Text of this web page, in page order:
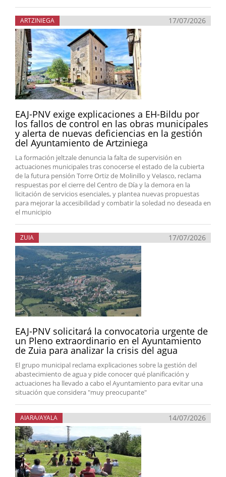
ARTZINIEGA 17/07/2026
EAJ-PNV exige explicaciones a EH-Bildu por
los fallos de control en las obras municipales
y alerta de nuevas deficiencias en la gestión
del Ayuntamiento de Artziniega
La formación jeltzale denuncia la falta de supervisión en
actuaciones municipales tras conocerse el estado de la cubierta
de la futura pensión Torre Ortiz de Molinillo y Velasco, reclama
respuestas por el cierre del Centro de Día y la demora en la
licitación de servicios esenciales, y plantea nuevas propuestas
para mejorar la accesibilidad y combatir la soledad no deseada en
el municipio
ZUIA 17/07/2026
EAJ-PNV solicitará la convocatoria urgente de
un Pleno extraordinario en el Ayuntamiento
de Zuia para analizar la crisis del agua
El grupo municipal reclama explicaciones sobre la gestión del
abastecimiento de agua y pide conocer qué planificación y
actuaciones ha llevado a cabo el Ayuntamiento para evitar una
situación que considera "muy preocupante"
AIARA/AYALA 14/07/2026